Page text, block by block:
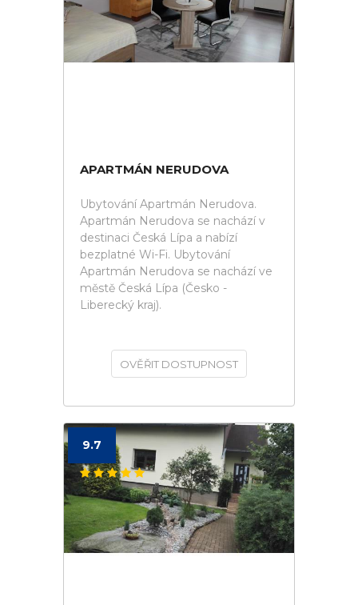
APARTMÁN NERUDOVA
Ubytování Apartmán Nerudova.
Apartmán Nerudova se nachází v
destinaci Česká Lípa a nabízí
bezplatné Wi-Fi. Ubytování
Apartmán Nerudova se nachází ve
městě Česká Lípa (Česko -
Liberecký kraj).
OVĚŘIT DOSTUPNOST
9.7